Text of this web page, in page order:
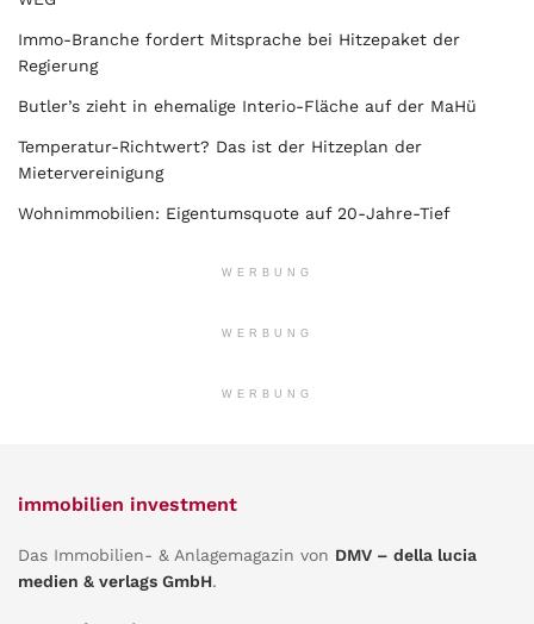
Immo-Branche fordert Mitsprache bei Hitzepaket der
Regierung
Butler’s zieht in ehemalige Interio-Fläche auf der MaHü
Temperatur-Richtwert? Das ist der Hitzeplan der
Mietervereinigung
Wohnimmobilien: Eigentumsquote auf 20-Jahre-Tief
WERBUNG
WERBUNG
WERBUNG
immobilien investment
Das Immobilien- & Anlagemagazin von DMV – della lucia
medien & verlags GmbH.